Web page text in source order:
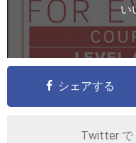
い
シェアする
Twitter で